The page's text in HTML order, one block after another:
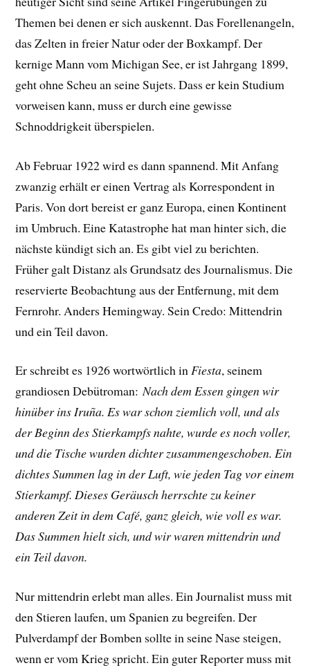
Themen bei denen er sich auskennt. Das Forellenangeln,
das Zelten in freier Natur oder der Boxkampf. Der
kernige Mann vom Michigan See, er ist Jahrgang 1899,
geht ohne Scheu an seine Sujets. Dass er kein Studium
vorweisen kann, muss er durch eine gewisse
Schnoddrigkeit überspielen.
Ab Februar 1922 wird es dann spannend. Mit Anfang
zwanzig erhält er einen Vertrag als Korrespondent in
Paris. Von dort bereist er ganz Europa, einen Kontinent
im Umbruch. Eine Katastrophe hat man hinter sich, die
nächste kündigt sich an. Es gibt viel zu berichten.
Früher galt Distanz als Grundsatz des Journalismus. Die
reservierte Beobachtung aus der Entfernung, mit dem
Fernrohr. Anders Hemingway. Sein Credo: Mittendrin
und ein Teil davon.
Er schreibt es 1926 wortwörtlich inFiesta, seinem
grandiosen Debütroman:Nach dem Essen gingen wir
hinüber ins Iruña. Es war schon ziemlich voll, und als
der Beginn des Stierkampfs nahte, wurde es noch voller,
und die Tische wurden dichter zusammengeschoben. Ein
dichtes Summen lag in der Luft, wie jeden Tag vor einem
Stierkampf. Dieses Geräusch herrschte zu keiner
anderen Zeit in dem Café, ganz gleich, wie voll es war.
Das Summen hielt sich, und wir waren mittendrin und
ein Teil davon.
Nur mittendrin erlebt man alles. Ein Journalist muss mit
den Stieren laufen, um Spanien zu begreifen. Der
Pulverdampf der Bomben sollte in seine Nase steigen,
wenn er vom Krieg spricht. Ein guter Reporter muss mit